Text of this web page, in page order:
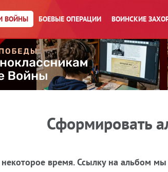
ВОЙНЫ БОЕВЫЕ ОПЕРАЦИИ ВОИНСКИЕ
Сформировать
время. Ссылку на альбом